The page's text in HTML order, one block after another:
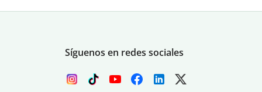
Síguenos en redes sociales